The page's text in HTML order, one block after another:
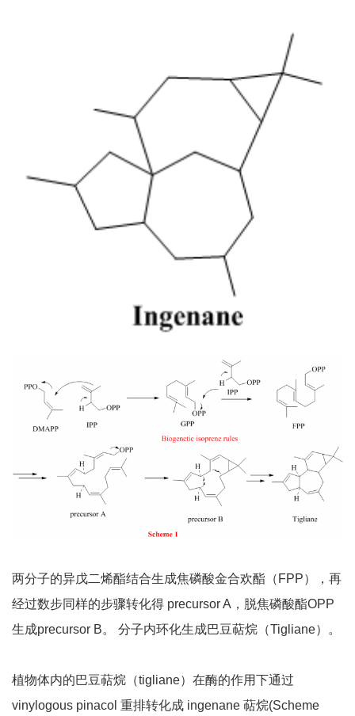
两分子的异戊二烯酯结合生成焦磷酸金合欢酯（FPP），再
经过数步同样的步骤转化得 precursor A，脱焦磷酸酯OPP
生成precursor B。 分子内环化生成巴豆萜烷（Tigliane）。
植物体内的巴豆萜烷（tigliane）在酶的作用下通过
vinylogous pinacol 重排转化成 ingenane 萜烷(Scheme